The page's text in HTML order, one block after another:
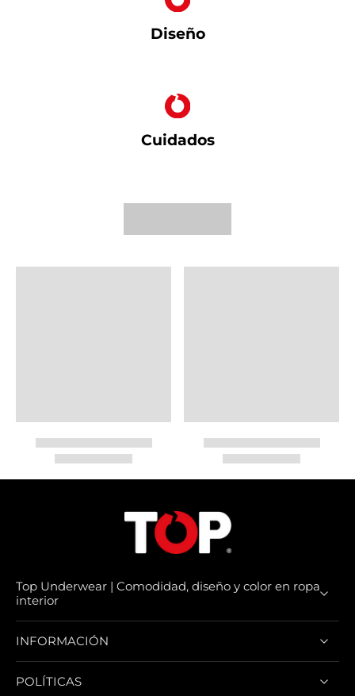
Diseño
Cuidados
Top Underwear | Comodidad, diseño y color en ropa
interior
INFORMACIÓN
POLÍTICAS